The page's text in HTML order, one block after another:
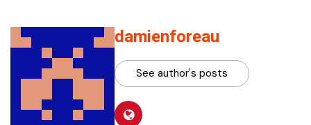
damienforeau
See author's posts